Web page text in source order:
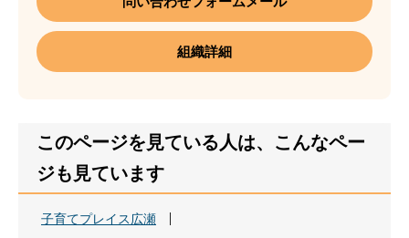
組織詳細
このページを見ている人は、こんなペー
ジも見ています
子育てプレイス広瀬